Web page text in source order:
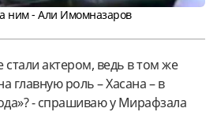
ним - Али Имомназаров
актером, ведь в том же
главную роль – Хасана – в
- спрашиваю у Мирафзала